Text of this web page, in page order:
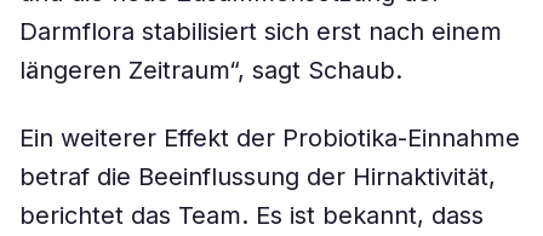
Darmflora stabilisiert sich erst nach einem
längeren Zeitraum“, sagt Schaub.
Ein weiterer Effekt der Probiotika-Einnahme
betraf die Beeinflussung der Hirnaktivität,
berichtet das Team. Es ist bekannt, dass